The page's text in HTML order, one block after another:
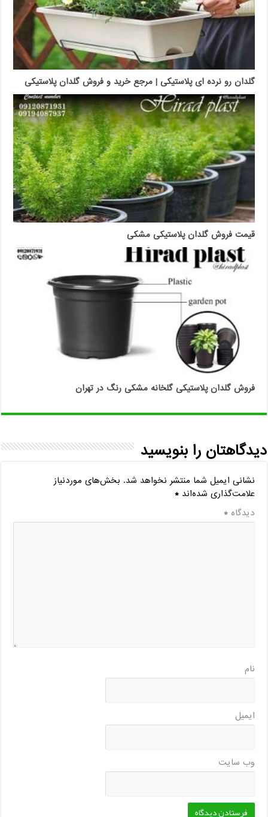
گلدان رو نرده ای پلاستیکی | مرجع خرید و فروش گلدان پلاستیکی
قیمت فروش گلدان پلاستیکی مشکی
فروش گلدان پلاستیکی گلخانه مشکی رنگ در تهران
دیدگاهتان را بنویسید
نشانی ایمیل شما منتشر نخواهد شد. بخش‌های موردنیاز
علامت‌گذاری شده‌اند*
دیدگاه*
نام
ایمیل
وب‌ سایت